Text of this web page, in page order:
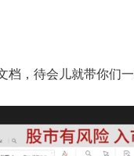
档，待会儿就带你们一